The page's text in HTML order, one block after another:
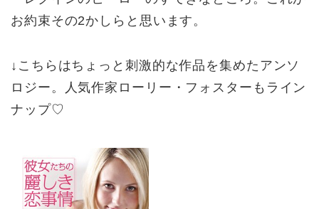
お約束その2かしらと思います。
↓こちらはちょっと刺激的な作品を集めたアンソ
ロジー。人気作家ローリー・フォスターもライン
ナップ♡